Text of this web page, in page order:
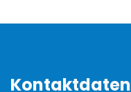
Kontaktdaten